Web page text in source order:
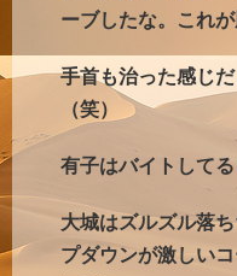
ーブしたな。これ
手首も治った感じ
（笑）
有子はバイトしてる
大城はズルズル落
プダウンが激しい